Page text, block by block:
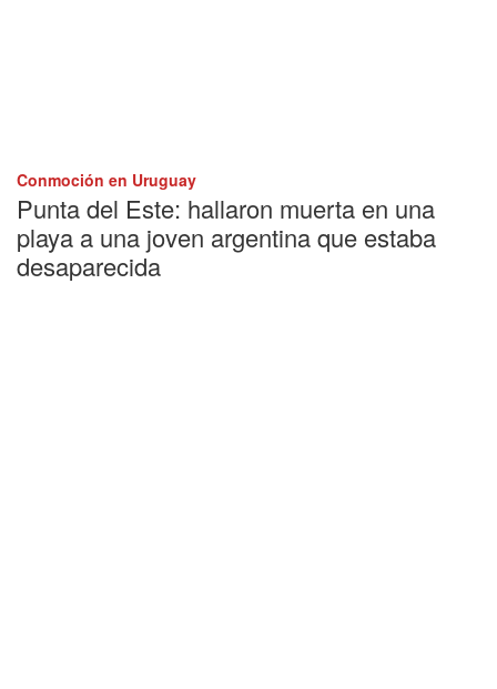
Conmoción en Uruguay
Punta del Este: hallaron muerta en una
playa a una joven argentina que estaba
desaparecida